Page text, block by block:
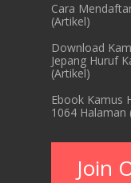
Cara
(Artikel)
Download
Jepang Huruf
(Artikel)
Ebook Kamus
1064 Halaman
Join